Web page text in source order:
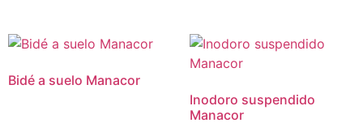
Bidé a suelo Manacor
Inodoro suspendido
Manacor